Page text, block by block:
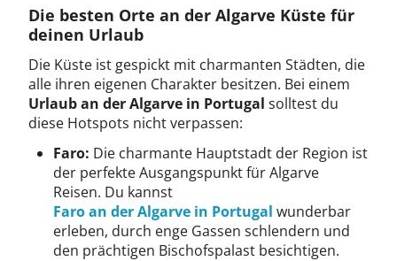
Die besten Orte an der Algarve Küste für
deinen Urlaub
Die Küste ist gespickt mit charmanten Städten, die
alle ihren eigenen Charakter besitzen. Bei einem
Urlaub an der Algarve in Portugal solltest du
diese Hotspots nicht verpassen:
Faro: Die charmante Hauptstadt der Region ist
der perfekte Ausgangspunkt für Algarve
Reisen. Du kannst
Faro an der Algarve in Portugal wunderbar
erleben, durch enge Gassen schlendern und
den prächtigen Bischofspalast besichtigen.